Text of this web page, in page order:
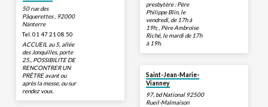
50 rue des
Pâquerettes , 92000
Nanterre
Tel. 01 47 21 08 50
ACCUEIL au 5, allée
des Jonquilles, porte
25., POSSIBILITE DE
RENCONTRER UN
PRÊTRE avant ou
après la messe, ou sur
rendez vous.
presbytère : Père
Philippe Blin, le
vendredi, de 17h à
19h; , Père Ambroise
Riché, le mardi de 17h
à 19h.
Saint-Jean-Marie-
Vianney
97, bd National 92500
Rueil-Malmaison